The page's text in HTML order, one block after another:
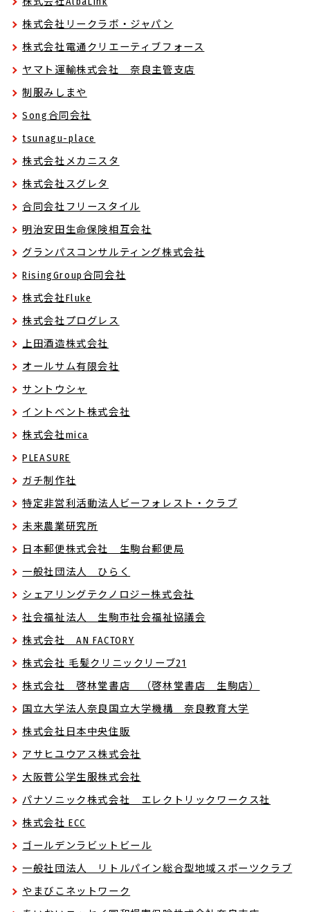
株式会社リークラボ・ジャパン
株式会社電通クリエーティブフォース
ヤマト運輸株式会社 奈良主管支店
制服みしまや
Song合同会社
tsunagu-place
株式会社メカニスタ
株式会社スグレタ
合同会社フリースタイル
明治安田生命保険相互会社
グランパスコンサルティング株式会社
RisingGroup合同会社
株式会社Fluke
株式会社プログレス
上田酒造株式会社
オールサム有限会社
サントウシャ
イントベント株式会社
株式会社mica
PLEASURE
ガチ制作社
特定非営利活動法人ビーフォレスト・クラブ
未来農業研究所
日本郵便株式会社 生駒台郵便局
一般社団法人 ひらく
シェアリングテクノロジー株式会社
社会福祉法人 生駒市社会福祉協議会
株式会社 AN FACTORY
株式会社 毛髪クリニックリーブ21
株式会社 啓林堂書店 （啓林堂書店 生駒店）
国立大学法人奈良国立大学機構 奈良教育大学
株式会社日本中央住販
アサヒユウアス株式会社
大阪菅公学生服株式会社
パナソニック株式会社 エレクトリックワークス社
株式会社 ECC
ゴールデンラビットビール
一般社団法人 リトルパイン総合型地域スポーツクラブ
やまびこネットワーク